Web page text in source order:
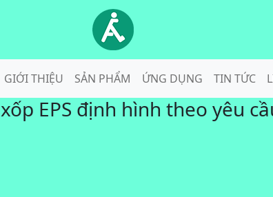
GIỚI THIỆU SẢN PHẨM ỨNG DỤNG TIN TỨC
xốp EPS định hình theo yêu